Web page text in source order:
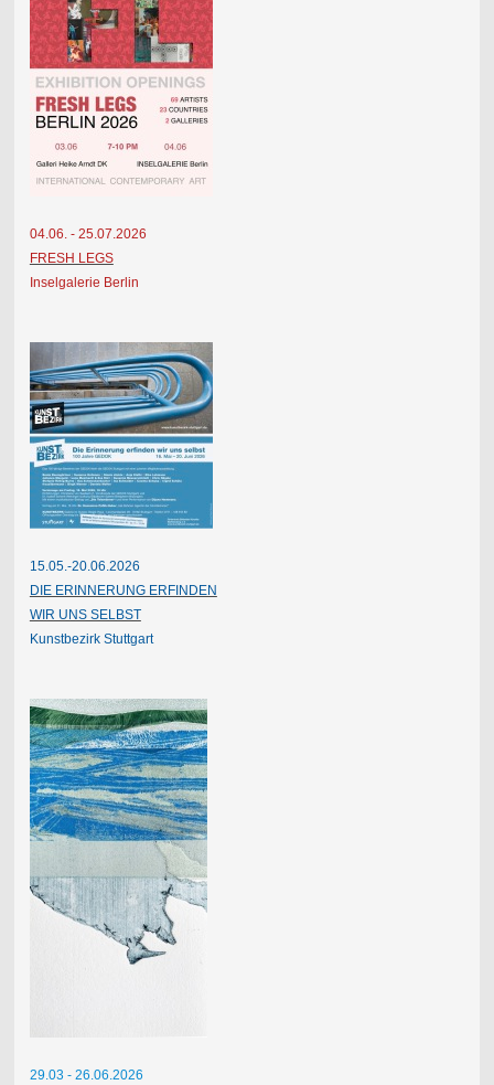
04.06. - 25.07.2026
FRESH LEGS
Inselgalerie Berlin
15.05.-20.06.2026
DIE ERINNERUNG ERFINDEN
WIR UNS SELBST
Kunstbezirk Stuttgart
29.03 - 26.06.2026